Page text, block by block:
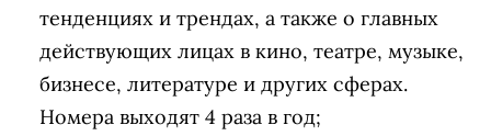
тенденциях и трендах, а также о главных
действующих лицах в кино, театре, музыке,
бизнесе, литературе и других сферах.
Номера выходят 4 раза в год;